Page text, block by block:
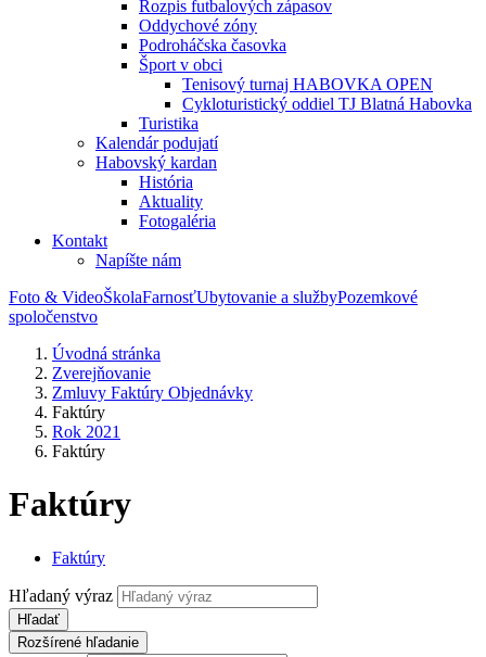
Rozpis futbalových zápasov
Oddychové zóny
Podroháčska časovka
Šport v obci
Tenisový turnaj HABOVKA OPEN
Cykloturistický oddiel TJ Blatná Habovka
Turistika
Kalendár podujatí
Habovský kardan
História
Aktuality
Fotogaléria
Kontakt
Napíšte nám
Foto & VideoŠkolaFarnosťUbytovanie a službyPozemkové
spoločenstvo
Úvodná stránka
Zverejňovanie
Zmluvy Faktúry Objednávky
Faktúry
Rok 2021
Faktúry
Faktúry
Faktúry
Hľadaný výraz
Hľadať
Rozšírené hľadanie